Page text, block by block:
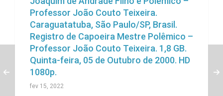
Professor João Couto Teixeira.
Caraguatatuba, São Paulo/SP, Brasil.
Registro de Capoeira Mestre Polêmico –
Professor João Couto Teixeira. 1,8 GB.
Quinta-feira, 05 de Outubro de 2000. HD
1080p.
fev 15, 2022